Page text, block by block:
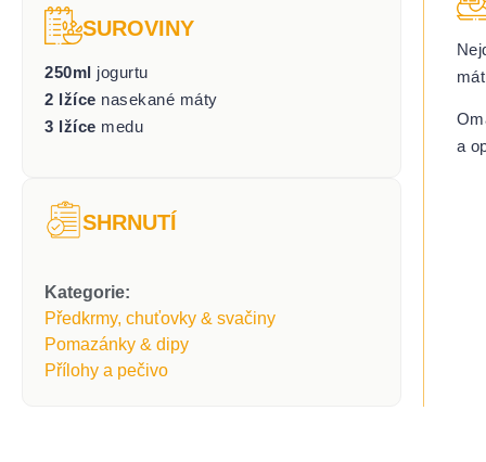
SUROVINY
250ml jogurtu
2 lžíce nasekané máty
3 lžíce medu
SHRNUTÍ
Kategorie:
Předkrmy, chuťovky & svačiny
Pomazánky & dipy
Přílohy a pečivo
a